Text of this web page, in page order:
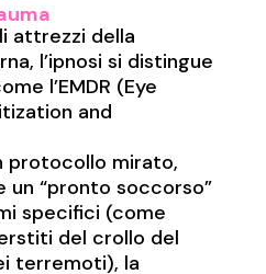
attrezzi della
l’ipnosi si distingue
l’EMDR (Eye
and
protocollo mirato,
un “pronto soccorso”
specifici (come
del crollo del
terremoti), la